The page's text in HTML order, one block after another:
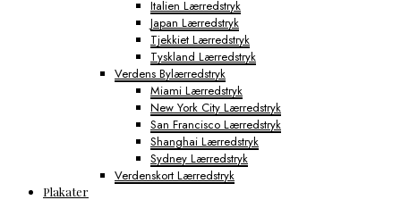
Italien Lærredstryk
Japan Lærredstryk
Tjekkiet Lærredstryk
Tyskland Lærredstryk
Verdens Bylærredstryk
Miami Lærredstryk
New York City Lærredstryk
San Francisco Lærredstryk
Shanghai Lærredstryk
Sydney Lærredstryk
Verdenskort Lærredstryk
Plakater